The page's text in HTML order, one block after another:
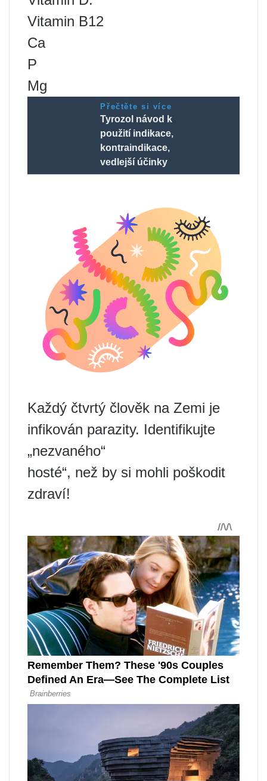
Vitamin B12
Ca
P
Mg
Přečtěte si více
Tyrozol návod k
použití indikace,
kontraindikace,
vedlejší účinky
Každý čtvrtý člověk na Zemi je
infikován parazity. Identifikujte
„nezvaného“
hosté“, než by si mohli poškodit
zdraví!